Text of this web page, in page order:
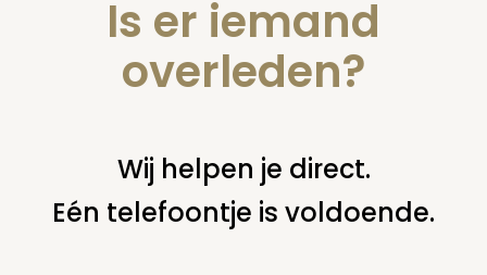
Landelijke uitvaartonderneming
U bent hier: home juridisch begraven grafsteen /
verhuizen grafsteen
Is er iemand
overleden?
Wij helpen je direct.
Eén telefoontje is voldoende.